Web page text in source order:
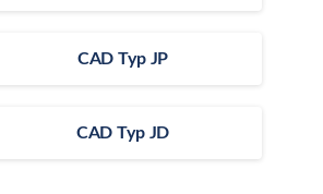
CAD Typ JP
CAD Typ JD